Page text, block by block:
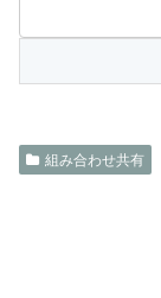
組み合わせ共有